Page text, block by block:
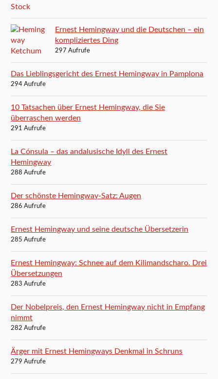
Ernest Hemingway und die Deutschen – ein
kompliziertes Ding
297 Aufrufe
Das Lieblingsgericht des Ernest Hemingway in Pamplona
294 Aufrufe
10 Tatsachen über Ernest Hemingway, die Sie
überraschen werden
291 Aufrufe
La Cónsula – das andalusische Idyll des Ernest
Hemingway
288 Aufrufe
Der schönste Hemingway-Satz: Augen
286 Aufrufe
Ernest Hemingway und seine deutsche Übersetzerin
285 Aufrufe
Ernest Hemingway: Schnee auf dem Kilimandscharo. Drei
Übersetzungen
283 Aufrufe
Der Nobelpreis, den Ernest Hemingway nicht in Empfang
nimmt
282 Aufrufe
Ärger mit Ernest Hemingways Denkmal in Schruns
279 Aufrufe